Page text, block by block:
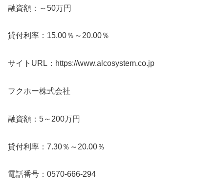
融資額：～50万円
貸付利率：15.00％～20.00％
サイトURL：https://www.alcosystem.co.jp
フクホー株式会社
融資額：5～200万円
貸付利率：7.30％～20.00％
電話番号：0570-666-294